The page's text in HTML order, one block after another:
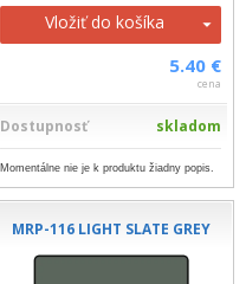
Vložiť do košíka
5.40 €
cena
Dostupnosť skladom
Momentálne nie je k produktu žiadny popis.
MRP-116 LIGHT SLATE GREY